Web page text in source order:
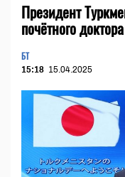
Президент
почётного
БТ
15:18 15.04.2025